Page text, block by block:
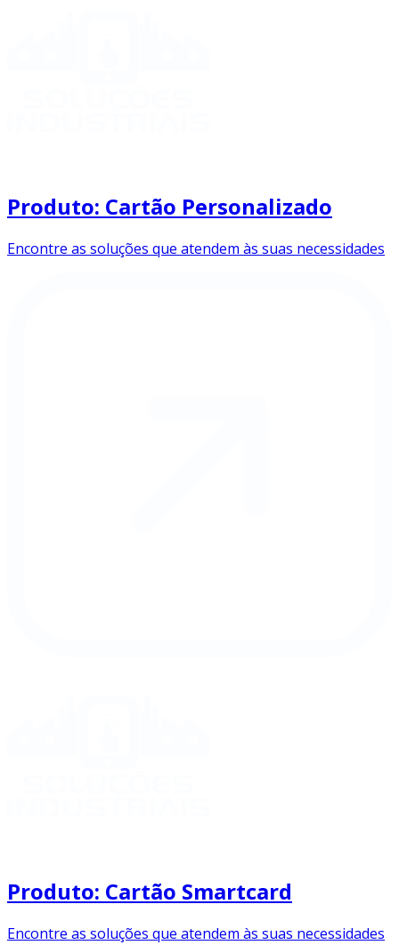
Produto: Cartão Personalizado
Encontre as soluções que atendem às suas necessidades
Produto: Cartão Smartcard
Encontre as soluções que atendem às suas necessidades